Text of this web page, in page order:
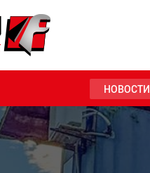
НОВОСТИ